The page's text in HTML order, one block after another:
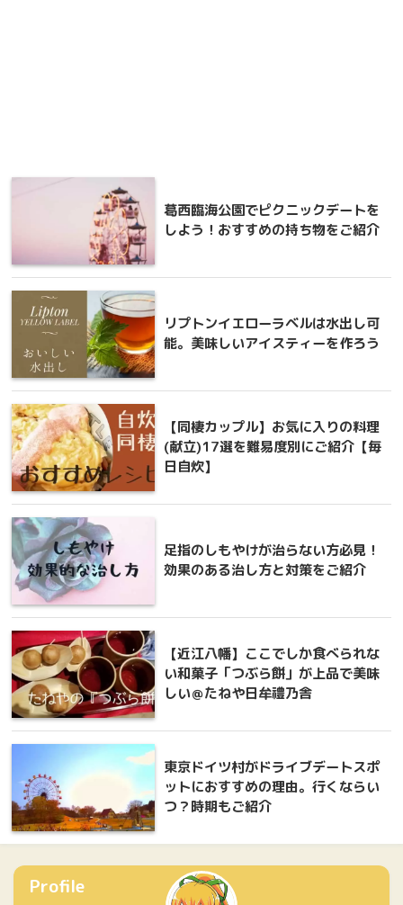
葛西臨海公園でピクニックデートを
しよう！おすすめの持ち物をご紹介
リプトンイエローラベルは水出し可
能。美味しいアイスティーを作ろう
【同棲カップル】お気に入りの料理
(献立)17選を難易度別にご紹介【毎
日自炊】
足指のしもやけが治らない方必見！
効果のある治し方と対策をご紹介
【近江八幡】ここでしか食べられな
い和菓子「つぶら餅」が上品で美味
しい＠たねや日牟禮乃舎
東京ドイツ村がドライブデートスポ
ットにおすすめの理由。行くならい
つ？時期もご紹介
Profile